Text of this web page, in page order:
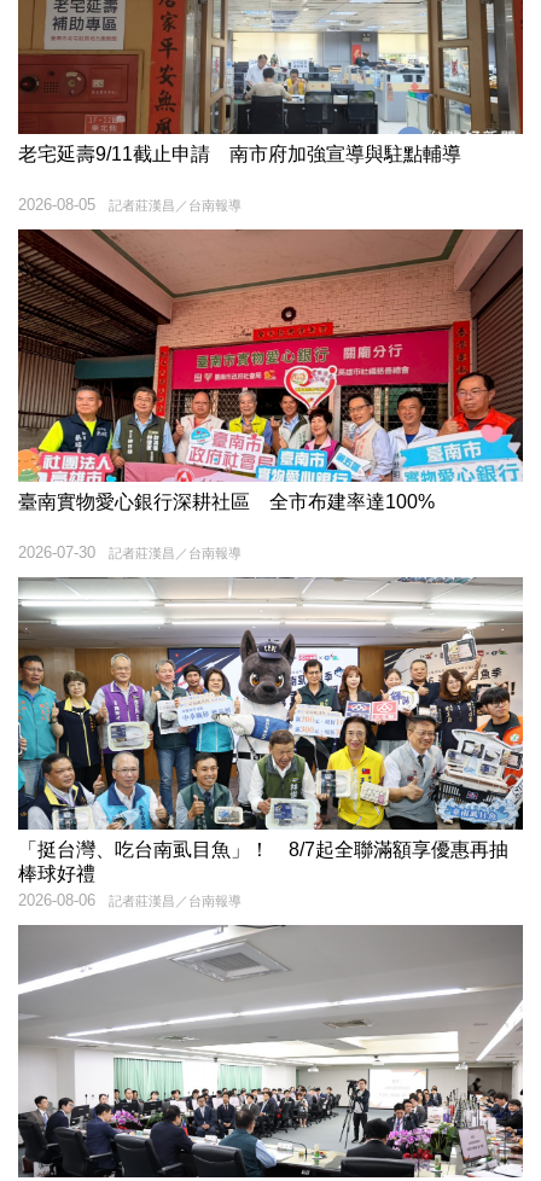
老宅延壽9/11截止申請 南市府加強宣導與駐點輔導
記者莊漢昌／台南報導
2026-08-05
臺南實物愛心銀行深耕社區 全市布建率達100%
記者莊漢昌／台南報導
2026-07-30
「挺台灣、吃台南虱目魚」！ 8/7起全聯滿額享優惠再抽
棒球好禮
記者莊漢昌／台南報導
2026-08-06